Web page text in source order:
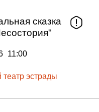
сказка
11:00
эстрады